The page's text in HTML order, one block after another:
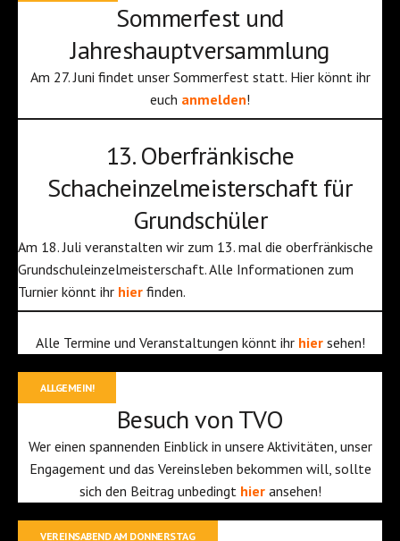
Sommerfest und
Jahreshauptversammlung
Am 27. Juni findet unser Sommerfest statt. Hier könnt ihr
euch anmelden!
13. Oberfränkische
Schacheinzelmeisterschaft für
Grundschüler
Am 18. Juli veranstalten wir zum 13. mal die oberfränkische
Grundschuleinzelmeisterschaft. Alle Informationen zum
Turnier könnt ihr hier finden.
Alle Termine und Veranstaltungen könnt ihr hier sehen!
ALLGEMEIN!
Besuch von TVO
Wer einen spannenden Einblick in unsere Aktivitäten, unser
Engagement und das Vereinsleben bekommen will, sollte
sich den Beitrag unbedingt hieransehen!
VEREINSABEND AM DONNERSTAG